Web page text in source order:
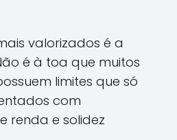
valorizados é a
é à toa que muitos
limites que só
com
renda e solidez